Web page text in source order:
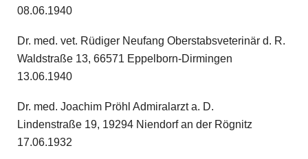
08.06.1940
Dr. med. vet. Rüdiger Neufang Oberstabsveterinär d. R.
Waldstraße 13, 66571 Eppelborn-Dirmingen
13.06.1940
Dr. med. Joachim Pröhl Admiralarzt a. D.
Lindenstraße 19, 19294 Niendorf an der Rögnitz
17.06.1932